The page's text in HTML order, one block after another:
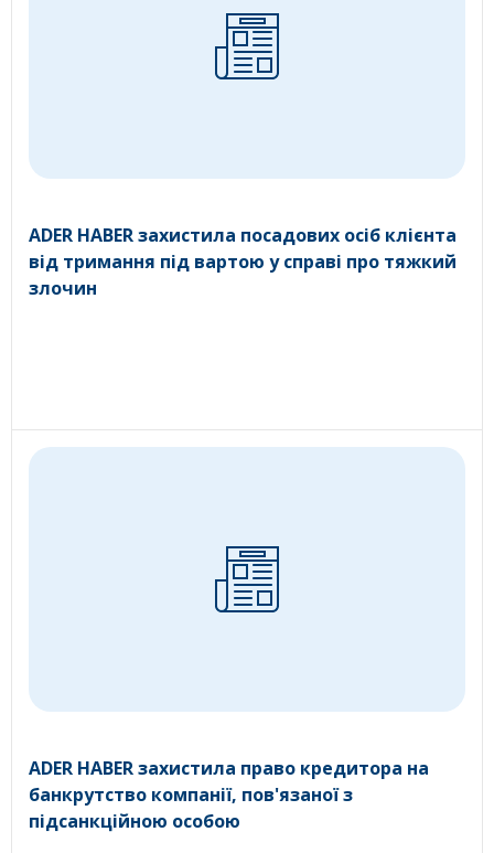
ADER HABER захистила посадових осіб клієнта
від тримання під вартою у справі про тяжкий
злочин
ADER HABER захистила право кредитора на
банкрутство компанії, пов'язаної з
підсанкційною особою